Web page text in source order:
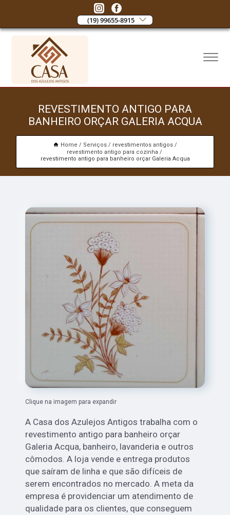
(19) 99655-8915
REVESTIMENTO ANTIGO PARA
BANHEIRO ORÇAR GALERIA ACQUA
Home Serviços
revestimentos antigos
revestimento antigo para cozinha
revestimento antigo para banheiro orçar Galeria Acqua
Clique na imagem para expandir
A Casa dos Azulejos Antigos trabalha com o
revestimento antigo para banheiro orçar
Galeria Acqua, banheiro, lavanderia e outros
cômodos. A loja vende e entrega produtos
que saíram de linha e que são difíceis de
serem encontrados no mercado. A meta da
empresa é providenciar um atendimento de
qualidade para os clientes, que conseguem